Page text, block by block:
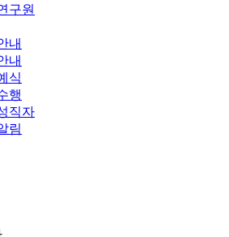
구원
내
내
식
행
직자
림